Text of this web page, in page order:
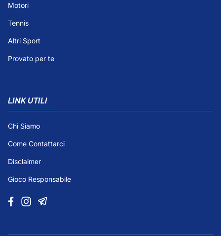
Motori
Tennis
Altri Sport
Provato per te
LINK UTILI
Chi Siamo
Come Contattarci
Disclaimer
Gioco Responsabile